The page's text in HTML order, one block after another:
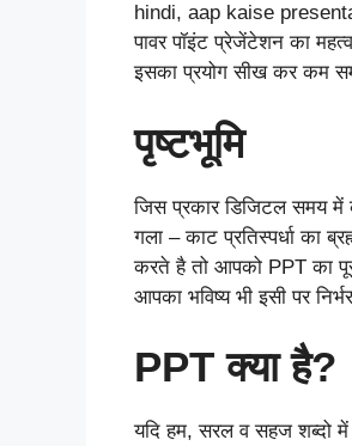
hindi, aap kaise
पावर पॉइंट प्रेजेंटेशन का
इसका प्रयोग सीख कर कम
पृष्टभूमि
जिस प्रकार डिजिटल समय में
गला – काट प्रतिस्पर्धा का
करते है तो आपको PPT का
आपका भविष्य भी इसी पर
PPT क्या है?
यदि हम, सरल व सहज शब्दो